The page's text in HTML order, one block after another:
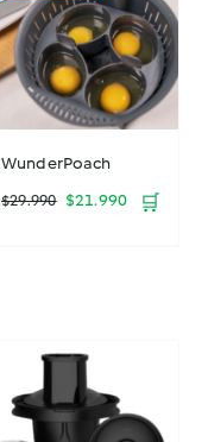
WunderPoach
$29.990 El
$29.990.
$21.990El 🛒